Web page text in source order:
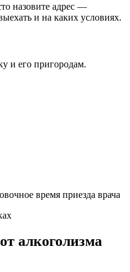
назовите адрес —
и на каких условиях.
и его пригородам.
время приезда врача
алкоголизма